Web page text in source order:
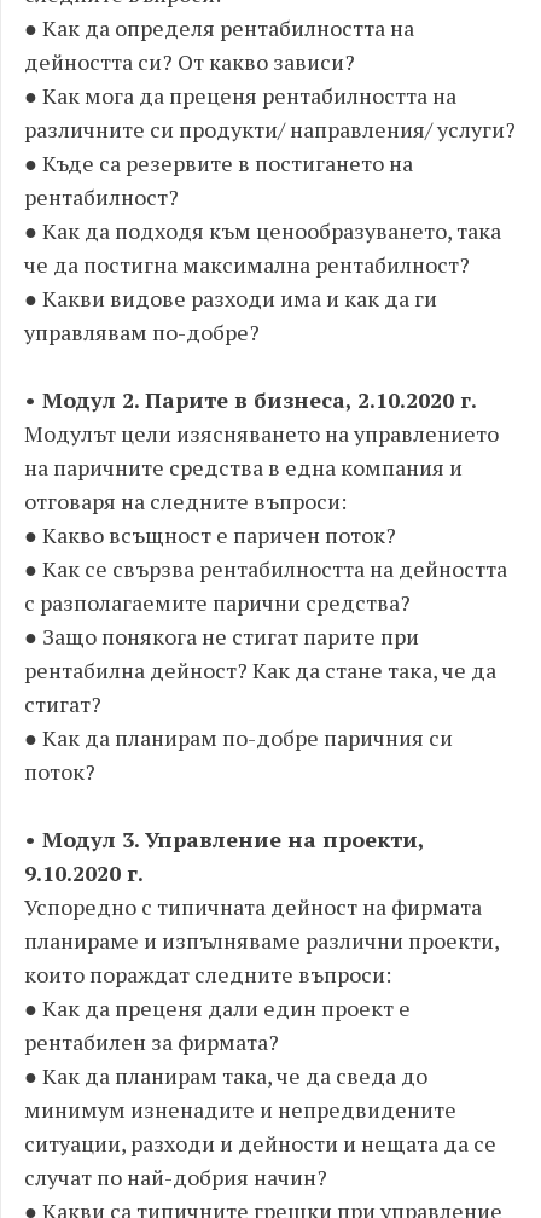
● Как да определя рентабилността на
дейността си? От какво зависи?
● Как мога да преценя рентабилността на
различните си продукти/ направления/ услуги?
● Къде са резервите в постигането на
рентабилност?
● Как да подходя към ценообразуването, така
че да постигна максимална рентабилност?
● Какви видове разходи има и как да ги
управлявам по-добре?
• Модул 2. Парите в бизнеса, 2.10.2020 г.
Модулът цели изясняването на управлението
на паричните средства в една компания и
отговаря на следните въпроси:
● Какво всъщност е паричен поток?
● Как се свързва рентабилността на дейността
с разполагаемите парични средства?
● Защо понякога не стигат парите при
рентабилна дейност? Как да стане така, че да
стигат?
● Как да планирам по-добре паричния си
поток?
• Модул 3. Управление на проекти,
9.10.2020 г.
Успоредно с типичната дейност на фирмата
планираме и изпълняваме различни проекти,
които пораждат следните въпроси:
● Как да преценя дали един проект е
рентабилен за фирмата?
● Как да планирам така, че да сведа до
минимум изненадите и непредвидените
ситуации, разходи и дейности и нещата да се
случат по най-добрия начин?
● Какви са типичните грешки при управление